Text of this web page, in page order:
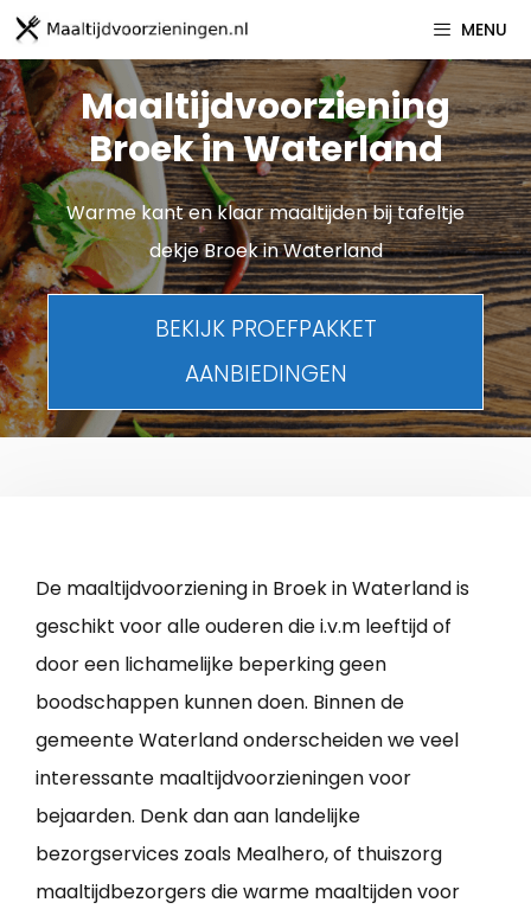
Spring
naar
inhoud
MENU
Maaltijdvoorziening
Broek in Waterland
Warme kant en klaar maaltijden bij tafeltje
dekje Broek in Waterland
BEKIJK PROEFPAKKET
AANBIEDINGEN
De maaltijdvoorziening in Broek in Waterland is
geschikt voor alle ouderen die i.v.m leeftijd of
door een lichamelijke beperking geen
boodschappen kunnen doen. Binnen de
gemeente Waterland onderscheiden we veel
interessante maaltijdvoorzieningen voor
bejaarden. Denk dan aan landelijke
bezorgservices zoals Mealhero, of thuiszorg
maaltijdbezorgers die warme maaltijden voor